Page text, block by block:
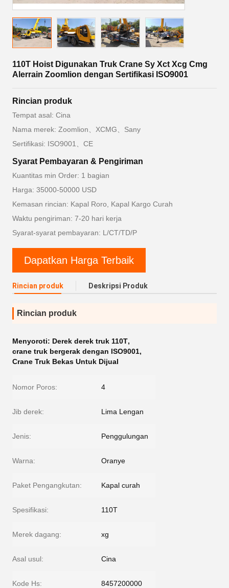
110T Hoist Digunakan Truk Crane Sy Xct Xcg Cmg
Alerrain Zoomlion dengan Sertifikasi ISO9001
Rincian produk
Tempat asal: Cina
Nama merek: Zoomlion、XCMG、Sany
Sertifikasi: ISO9001、CE
Syarat Pembayaran & Pengiriman
Kuantitas min Order: 1 bagian
Harga: 35000-50000 USD
Kemasan rincian: Kapal Roro, Kapal Kargo Curah
Waktu pengiriman: 7-20 hari kerja
Syarat-syarat pembayaran: L/CT/TD/P
Dapatkan Harga Terbaik
Rincian produk Deskripsi Produk
Rincian produk
Menyoroti: Derek derek truk 110T,
crane truk bergerak dengan ISO9001,
Crane Truk Bekas Untuk Dijual
Nomor Poros: 4
Jib derek: Lima Lengan
Jenis: Penggulungan
Warna: Oranye
Paket Pengangkutan: Kapal curah
Spesifikasi: 110T
Merek dagang: xg
Asal usul: Cina
Kode Hs: 8457200000